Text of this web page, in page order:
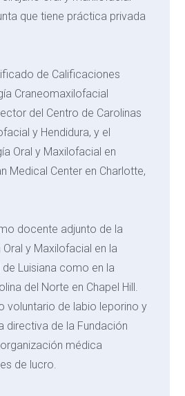
que tiene práctica privada
de Calificaciones
Craneomaxilofacial
del Centro de Carolinas
y Hendidura, y el
Oral y Maxilofacial en
Medical Center en Charlotte,
docente adjunto de la
y Maxilofacial en la
Luisiana como en la
del Norte en Chapel Hill.
voluntario de labio leporino y
directiva de la Fundación
médica
de lucro.